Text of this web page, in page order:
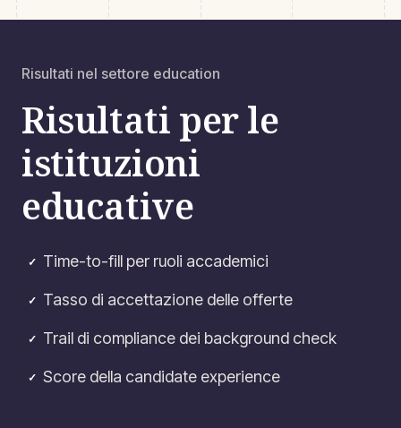
Risultati nel settore education
Risultati per le
istituzioni
educative
✓ Time-to-fill per ruoli accademici
✓ Tasso di accettazione delle offerte
✓ Trail di compliance dei background check
✓ Score della candidate experience